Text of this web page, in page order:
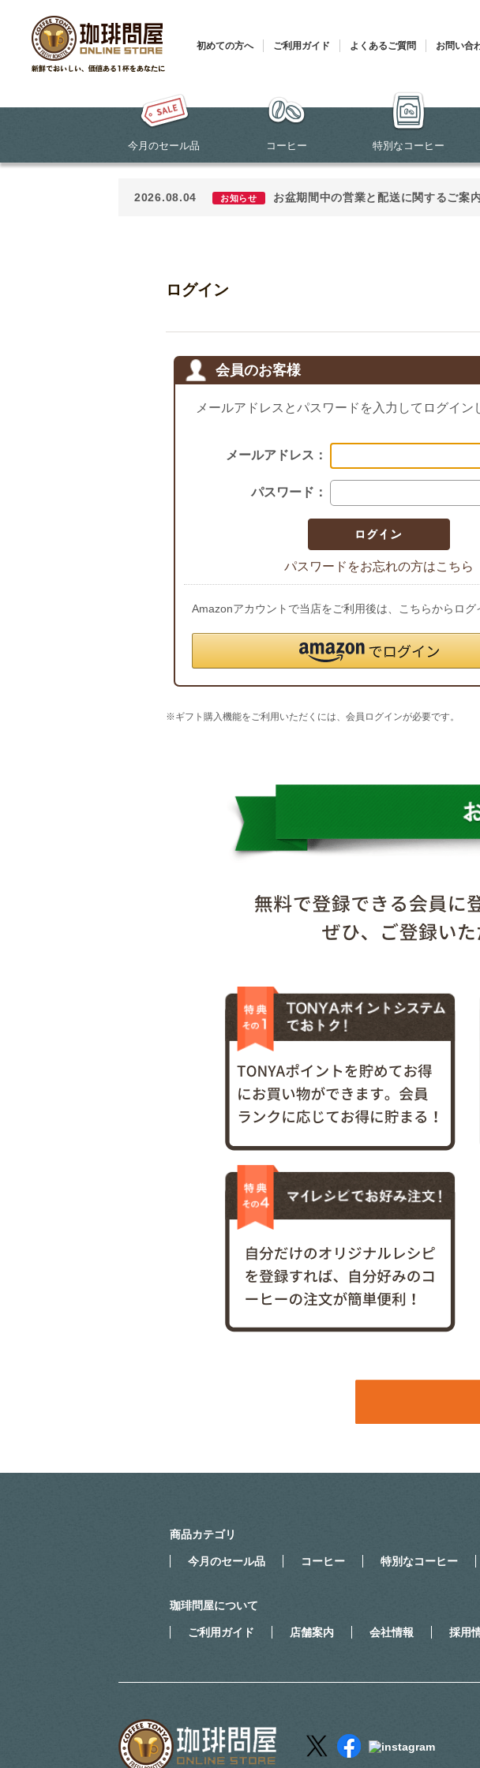
初めての方へ ご利用ガイド よくあるご質問
お問い合
今月のセール品 コーヒー 特別なコーヒー
2026.08.04 お知らせ お盆期間中の営業と配送に関するご案内
ログイン
会員のお客様
メールアドレスとパスワードを入力してログイン
メールアドレス：
パスワード：
パスワードをお忘れの方はこちら
Amazonアカウントで当店をご利用後は、こちらからログ
※ギフト購入機能をご利用いただくには、会員ログインが必要です。
商品カテゴリ
今月のセール品 コーヒー 特別なコーヒー
珈琲問屋について
ご利用ガイド 店舗案内 会社情報 採用